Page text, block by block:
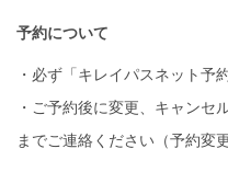
予約について
・必ず「キレイパスネット予
・ご予約後に変更、キャンセ
までご連絡ください（予約変